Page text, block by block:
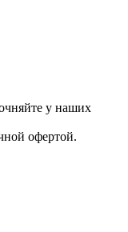
у наших
офертой.